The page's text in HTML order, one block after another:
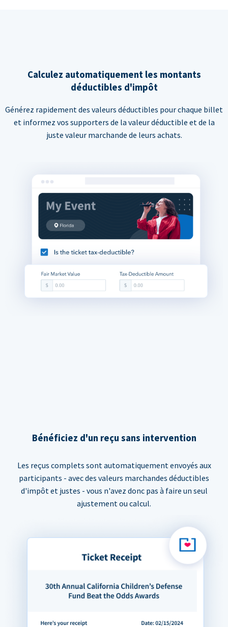
Calculez automatiquement les montants
déductibles d'impôt
Générez rapidement des valeurs déductibles pour chaque billet
et informez vos supporters de la valeur déductible et de la
juste valeur marchande de leurs achats.
Bénéficiez d'un reçu sans intervention
Les reçus complets sont automatiquement envoyés aux
participants - avec des valeurs marchandes déductibles
d'impôt et justes - vous n'avez donc pas à faire un seul
ajustement ou calcul.